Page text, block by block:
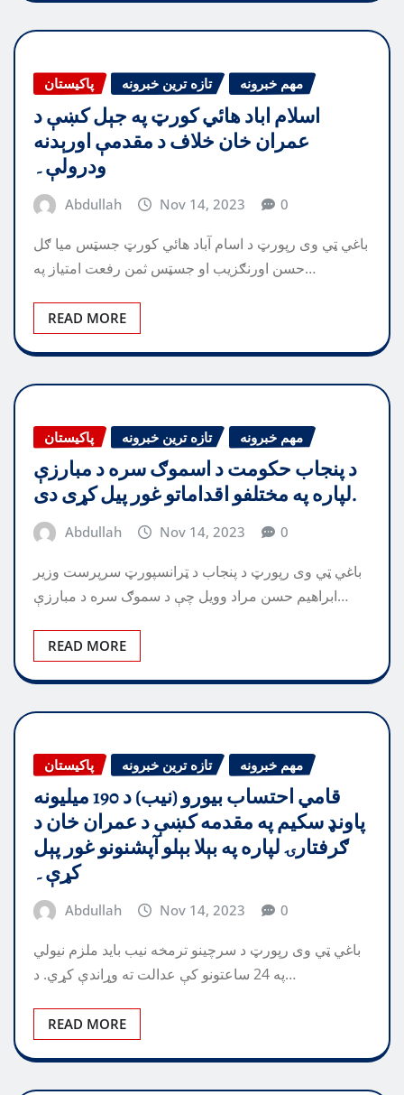
پاکیستان تازه ترین خبرونه مهم خبرونه
اسلام اباد هائي کورټ په جېل کښې د
عمران خان خلاف د مقدمې اورېدنه
ودرولې۔
Abdullah Nov 14, 2023 0
باغي ټي وی رپورټ د اسام آباد هائي کورټ جسټس ميا ګل
حسن اورنګزيب او جسټس ثمن رفعت امتياز په…
READ MORE
پاکیستان تازه ترین خبرونه مهم خبرونه
د پنجاب حکومت د اسموګ سره د مبارزې
لپاره په مختلفو اقداماتو غور پیل کړی دی.
Abdullah Nov 14, 2023 0
باغي ټي وی رپورټ د پنجاب د ټرانسپورټ سرپرست وزیر
ابراهیم حسن مراد وویل چې د سموګ سره د مبارزې…
READ MORE
پاکیستان تازه ترین خبرونه مهم خبرونه
قامي احتساب بيورو (نيب) د 190 ميليونه
پاونډ سکیم په مقدمه كښې د عمران خان د
ګرفتارۍ لپاره په بېلا بېلو آپشنونو غور پېل
كړې۔
Abdullah Nov 14, 2023 0
باغي ټي وی رپورټ د سرچينو ترمخه نيب بايد ملزم نيولي
په 24 ساعتونو کې عدالت ته وړاندې کړي. د…
READ MORE